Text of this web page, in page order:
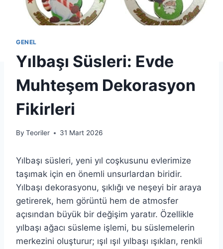
GENEL
Yılbaşı Süsleri: Evde
Muhteşem Dekorasyon
Fikirleri
By Teoriler 31 Mart 2026
Yılbaşı süsleri, yeni yıl coşkusunu evlerimize
taşımak için en önemli unsurlardan biridir.
Yılbaşı dekorasyonu, şıklığı ve neşeyi bir araya
getirerek, hem görüntü hem de atmosfer
açısından büyük bir değişim yaratır. Özellikle
yılbaşı ağacı süsleme işlemi, bu süslemelerin
merkezini oluşturur; ışıl ışıl yılbaşı ışıkları, renkli